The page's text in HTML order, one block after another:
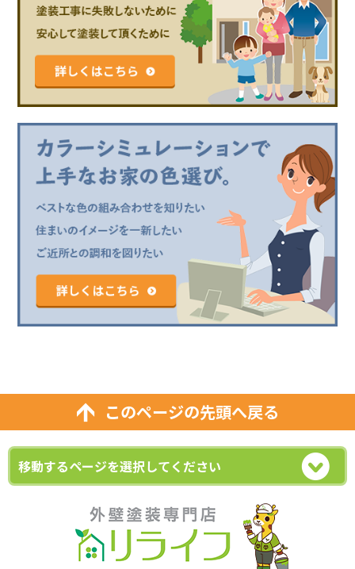
このページの先頭へ戻る